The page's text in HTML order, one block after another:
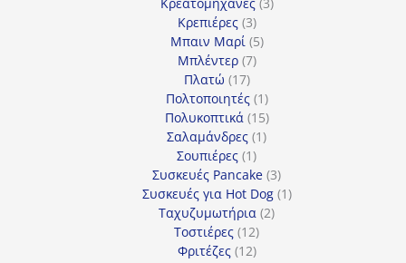
Κρεπιέρες 33
προϊόντα
Μπαιν Μαρί 55
Μπλέντερ 77
Πλατώ 1717
προϊόντα
Πολτοποιητές 11
προϊόν
Πολυκοπτικά 1515
προϊόντα
Σαλαμάνδρες 11
Σουπιέρες 11
προϊόν
Συσκευές Pancake 33
προϊόντα
Συσκευές για Hot Dog 11
Ταχυζυμωτήρια 22
Τοστιέρες 1212
προϊόντα
Φριτέζες 1212